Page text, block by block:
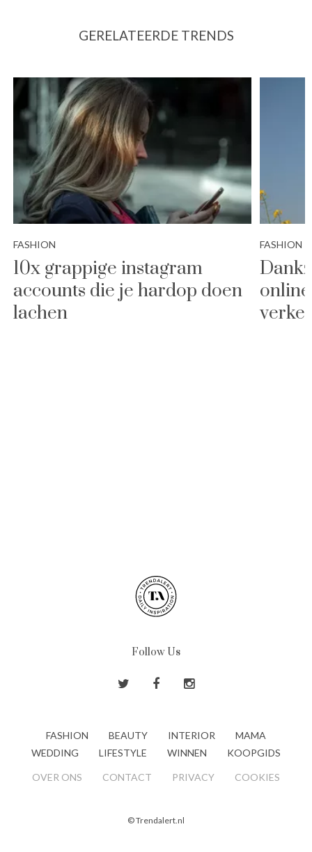
GERELATEERDE TRENDS
FASHION
10x grappige instagram
accounts die je hardop doen
lachen
FASHION
Follow Us
FASHION BEAUTY INTERIOR
MAMA
WEDDING
LIFESTYLE WINNEN KOOPGIDS
OVER ONS CONTACT PRIVACY COOKIES
© Trendalert.nl